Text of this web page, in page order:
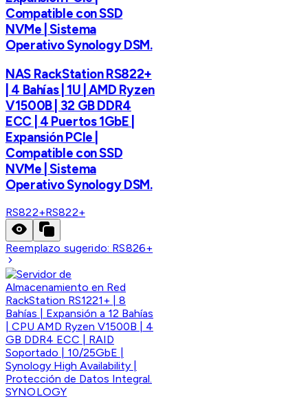
Compatible con SSD
NVMe | Sistema
Operativo Synology DSM.
NAS RackStation RS822+
| 4 Bahías | 1U | AMD Ryzen
V1500B | 32 GB DDR4
ECC | 4 Puertos 1GbE |
Expansión PCIe |
Compatible con SSD
NVMe | Sistema
Operativo Synology DSM.
RS822+RS822+
Reemplazo sugerido: RS826+
SYNOLOGY